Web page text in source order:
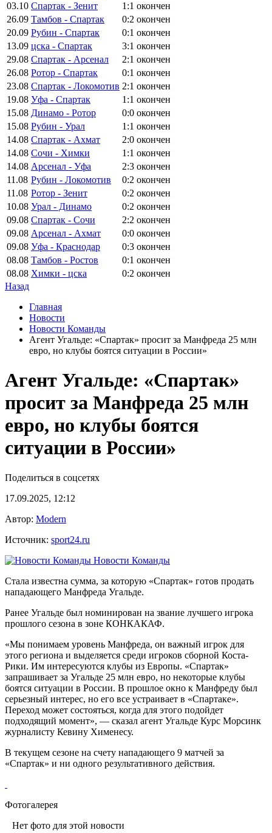
03.10 Спартак - Зенит 1:1 окончен
26.09 Тамбов - Спартак 0:2 окончен
20.09 Рубин - Спартак 0:1 окончен
13.09 цска - Спартак 3:1 окончен
29.08 Спартак - Арсенал 2:1 окончен
26.08 Ротор - Спартак 0:1 окончен
23.08 Спартак - Локомотив 2:1 окончен
19.08 Уфа - Спартак 1:1 окончен
15.08 Динамо - Ротор 0:0 окончен
15.08 Рубин - Урал 1:1 окончен
14.08 Спартак - Ахмат 2:0 окончен
14.08 Сочи - Химки 1:1 окончен
14.08 Арсенал - Уфа 2:3 окончен
11.08 Рубин - Локомотив 0:2 окончен
11.08 Ротор - Зенит 0:2 окончен
10.08 Урал - Динамо 0:2 окончен
09.08 Спартак - Сочи 2:2 окончен
09.08 Арсенал - Ахмат 0:0 окончен
09.08 Уфа - Краснодар 0:3 окончен
08.08 Тамбов - Ростов 0:1 окончен
08.08 Химки - цска 0:2 окончен
Назад
Главная
Новости
Новости Команды
Агент Угальде: «Спартак» просит за Манфреда 25 млн
евро, но клубы боятся ситуации в России»
Агент Угальде: «Спартак»
просит за Манфреда 25 млн
евро, но клубы боятся
ситуации в России»
Поделиться в соцсетях
17.09.2025, 12:12
Автор: Modern
Источник: sport24.ru
Новости Команды
Стала известна сумма, за которую «Спартак» готов продать
нападающего Манфреда Угальде.
Ранее Угальде был номинирован на звание лучшего игрока
прошлого сезона в зоне КОНКАКАФ.
«Мы понимаем уровень Манфреда, он важный игрок для
этого региона и выделяется среди игроков сборной Коста-
Рики. Им интересуются клубы из Европы. «Спартак»
запрашивает за Угальде 25 млн евро, но некоторые клубы
боятся ситуации в России. В прошлое окно к Манфреду был
серьезный интерес, но его все устраивает в «Спартаке».
Переход может состояться, когда для этого подойдет
подходящий момент», — сказал агент Угальде Курс Морсинк
журналисту Кевину Хименесу.
В текущем сезоне на счету нападающего 9 матчей за
«Спартак» и ни одного результативного действия.
Фотогалерея
Нет фото для этой новости